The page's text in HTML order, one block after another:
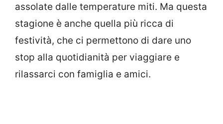
assolate dalle temperature miti. Ma questa
stagione è anche quella più ricca di
festività, che ci permettono di dare uno
stop alla quotidianità per viaggiare e
rilassarci con famiglia e amici.